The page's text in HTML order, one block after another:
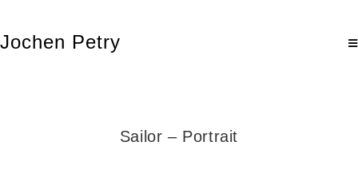
Jochen Petry
Sailor – Portrait